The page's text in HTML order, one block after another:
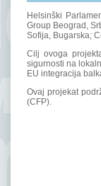
Helsinški
Group Beograd,
Sofija, Bugarska;
Cilj ovoga
sigurnosti na
EU integracija
Ovaj projekat
(CFP).